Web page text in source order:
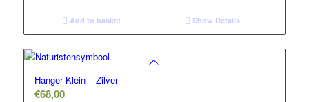
Add to basket Show Details
5.00
Hanger Klein – Zilver
€68,00